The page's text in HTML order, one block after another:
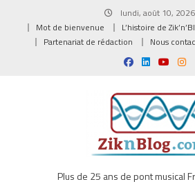
lundi, août 10, 2026
Mot de bienvenue
L’histoire de
Partenariat de rédaction
Nous
Plus de 25 ans de pont musical